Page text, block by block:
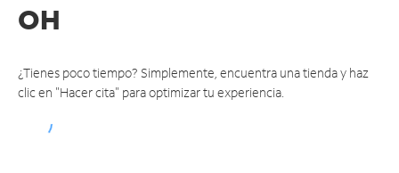
OH
¿Tienes poco tiempo? Simplemente, encuentra una tienda y haz
clic en "Hacer cita" para optimizar tu experiencia.